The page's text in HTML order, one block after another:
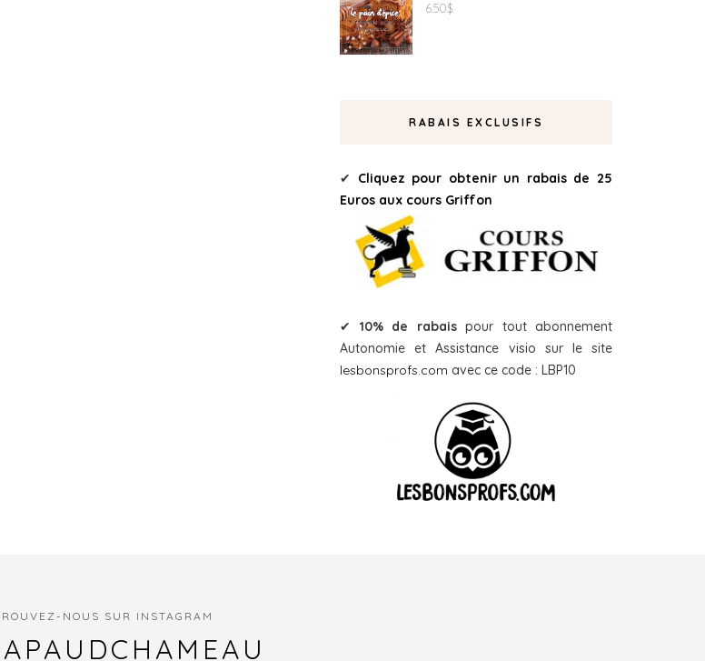
6.50$
RABAIS EXCLUSIFS
✔ Cliquez pour obtenir un rabais de 25
Euros aux cours Griffon
✔ 10% de rabaispour tout abonnement
Autonomie et Assistance visio sur le site
lesbonsprofs.com avec ce code : LBP10
NOUS SUR INSTAGRAM